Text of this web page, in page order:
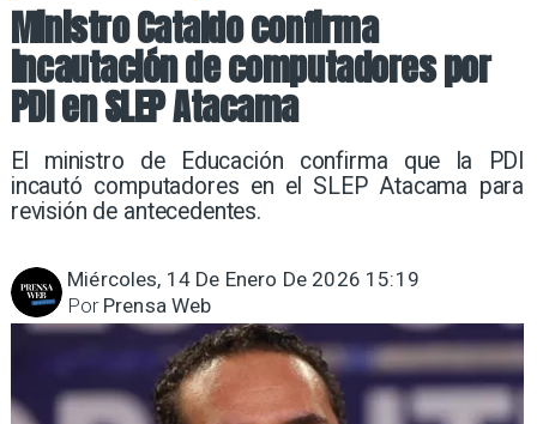
Ministro Cataldo confirma
incautación de computadores por
PDI en SLEP Atacama
El ministro de Educación confirma que la PDI
incautó computadores en el SLEP Atacama para
revisión de antecedentes.
Miércoles, 14 De Enero De 2026 15:19
Prensa Web
Por